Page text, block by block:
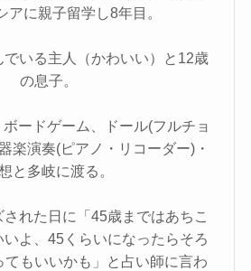
アに親子留学し8年目。
いる主人（かわいい）と12歳
の息子。
ードゲーム、ドール(フルチョ
楽演奏(ピアノ・リコーダー)・
と多岐に渡る。
れた日に「45歳まではあちこ
よ、45くらいになったらそろ
てもいいかも」と占い師に言わ